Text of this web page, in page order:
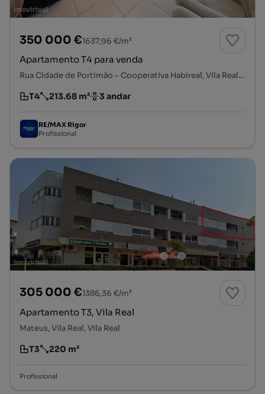
350 000 €1637,96 €/m²
Apartamento T4 para venda
Rua Cidade de Portimão - Cooperativa Habireal, Vila Real, Vila Real, Vila Real
Tipologia
T4
Preço por metro quadrado
213.68 m²
Andar 3 andar
RE/MAX Rigor
Profissional
305 000 €1386,36 €/m²
Apartamento T3, Vila Real
Mateus, Vila Real, Vila Real
Tipologia
T3
Preço por metro quadrado
220 m²
Profissional